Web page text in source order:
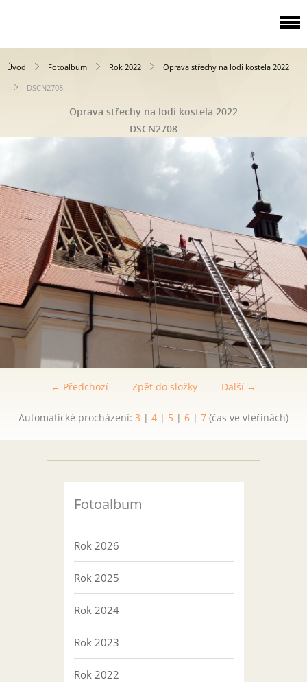
Úvod Fotoalbum Rok 2022
Oprava střechy na lodi kostela 2022
DSCN2708
Oprava střechy na lodi kostela 2022
DSCN2708
← Předchozí Další →
Zpět do složky
Automatické procházení: 3 | 4 | 5 | 6 | 7 (čas ve vteřinách)
Fotoalbum
Rok 2026
Rok 2025
Rok 2024
Rok 2023
Rok 2022